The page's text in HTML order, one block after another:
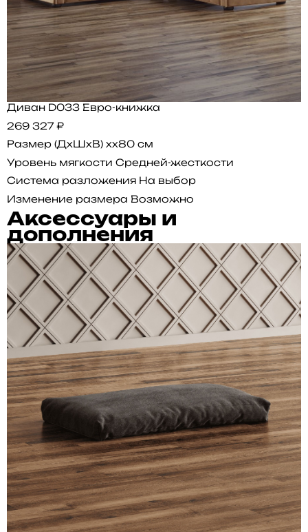
Диван D033 Евро-книжка
269 327 ₽
Размер (ДхШхВ) xx80 см
Уровень мягкости Средней-жесткости
Система разложения На выбор
Изменение размера Возможно
Аксессуары и
дополнения